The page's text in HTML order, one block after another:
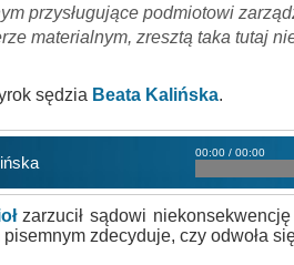
przysługujące podmiotowi
materialnym, zresztą taka tutaj
sędzia Beata Kalińska.
00:00 / 00:00
zarzucił sądowi
zdecyduje, czy odwoła